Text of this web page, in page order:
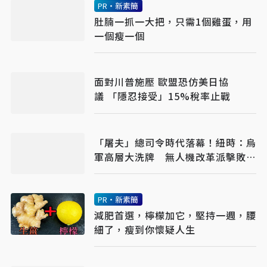
PR・新素簡
肚腩一抓一大把，只需1個雞蛋，用
一個瘦一個
面對川普施壓 歐盟恐仿美日協
議 「隱忍接受」15%稅率止戰
「屠夫」總司令時代落幕！紐時：烏
軍高層大洗牌 無人機改革派擊敗舊
蘇聯戰法
PR・新素簡
減肥首選，檸檬加它，堅持一週，腰
細了，瘦到你懷疑人生